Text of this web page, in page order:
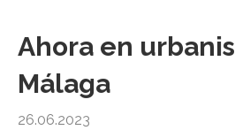
Ahora en
Málaga
26.06.2023